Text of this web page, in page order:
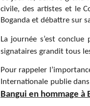
civile, des artistes et le
Boganda et débattre sur
La journée s’est conclue
signataires grandit tous
Pour rappeler
Internationale publie
Bangui en hommage